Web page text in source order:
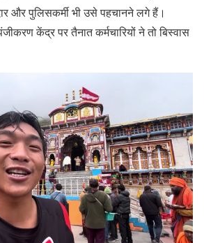
और पुलिसकर्मी भी उसे पहचानने लगे हैं।
केंद्र पर तैनात कर्मचारियों ने तो बिस्वास